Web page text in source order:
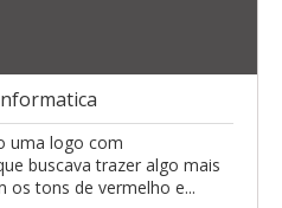
uma logo com
buscava trazer algo mais
os tons de vermelho e...